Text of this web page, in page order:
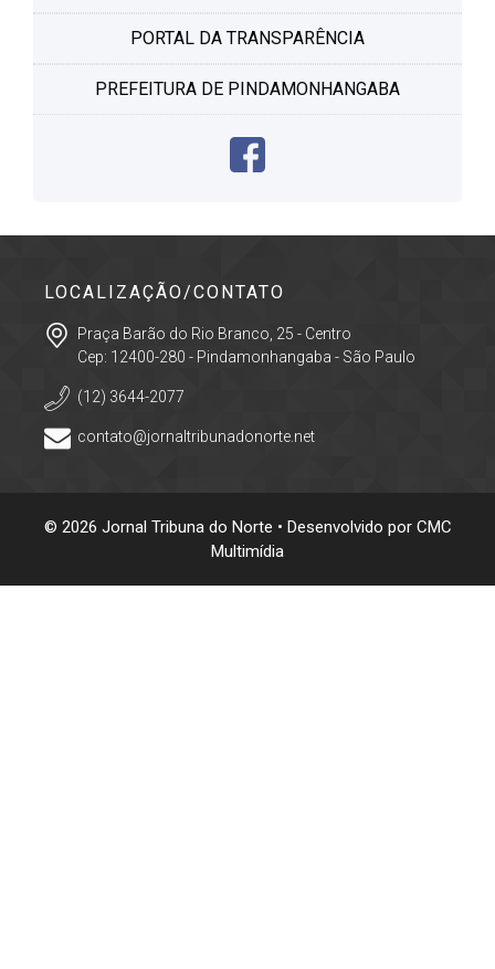
PORTAL DA TRANSPARÊNCIA
PREFEITURA DE PINDAMONHANGABA
LOCALIZAÇÃO/CONTATO
Praça Barão do Rio Branco, 25 - Centro
Cep: 12400-280 - Pindamonhangaba - São Paulo
(12) 3644-2077
contato@jornaltribunadonorte.net
© 2026 Jornal Tribuna do Norte • Desenvolvido por CMC
Multimídia